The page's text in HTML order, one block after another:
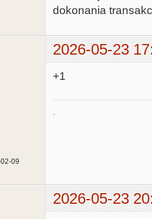
dokonania
2026-05-23
09
+1
.
2026-05-23